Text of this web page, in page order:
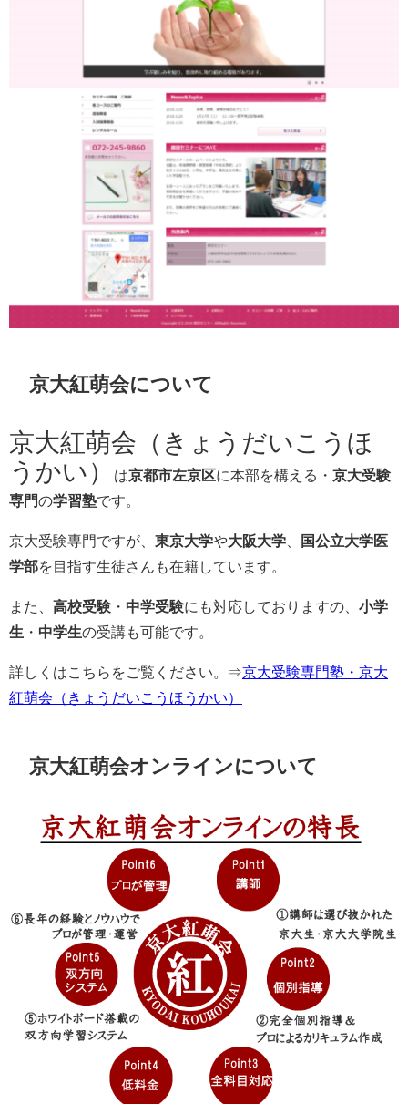
京大紅萌会について
京大紅萌会（きょうだいこうほ
うかい）
は京都市左京区に本部を構える・ 京大受験
専門の学習塾です。
京大受験専門ですが、 東京大学や大阪大学
国公立大学医
学部を目指す生徒さんも在籍しています。
また、 高校受験 ・ 中学受験にも対応しておりますの、 小学
生 ・ 中学生の受講も可能です。
詳しくはこちらをご覧ください。⇒京大受験専門塾・京大
紅萌会（きょうだいこうほうかい）
京大紅萌会オンラインについて